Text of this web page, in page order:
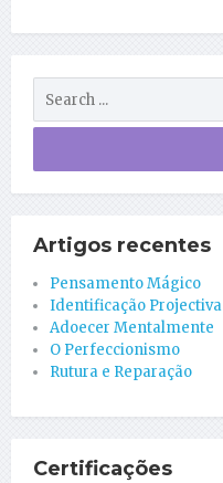
Artigos recentes
Pensamento Mágico
Identificação Projectiva
Adoecer Mentalmente
O Perfeccionismo
Rutura e Reparação
Certificações